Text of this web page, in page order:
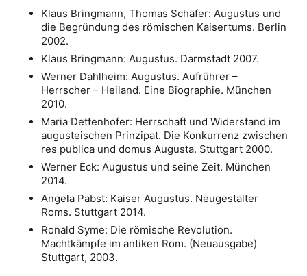
Klaus Bringmann, Thomas Schäfer: Augustus und
die Begründung des römischen Kaisertums. Berlin
2002.
Klaus Bringmann: Augustus. Darmstadt 2007.
Werner Dahlheim: Augustus. Aufrührer –
Herrscher – Heiland. Eine Biographie. München
2010.
Maria Dettenhofer: Herrschaft und Widerstand im
augusteischen Prinzipat. Die Konkurrenz zwischen
res publica und domus Augusta. Stuttgart 2000.
Werner Eck: Augustus und seine Zeit. München
2014.
Angela Pabst: Kaiser Augustus. Neugestalter
Roms. Stuttgart 2014.
Ronald Syme: Die römische Revolution.
Machtkämpfe im antiken Rom. (Neuausgabe)
Stuttgart, 2003.